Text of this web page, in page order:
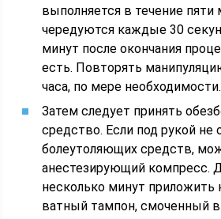
выполняется в течение пяти
чередуются каждые 30
минут после окончания
есть. Повторять
часа, по мере необходимости.
Затем следует принять
средство. Если под рукой не
болеутоляющих средств,
анестезирующий компресс.
несколько минут приложить
ватный тампон, смоченный